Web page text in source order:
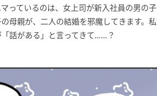
っているのは、女上司が新入社員の男の
母親が、二人の結婚を邪魔してきます。
話がある」と言ってきて……？